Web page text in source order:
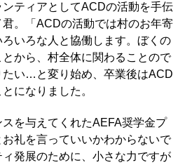
ティアとしてACDの活動を手伝
。「ACDの活動では村のお年寄
いろな人と協働します。ぼくの
から、村全体に関わることので
たい…と変り始め、卒業後はACD
になりました。
を与えてくれたAEFA奨学金プ
礼を言っていいかわからないで
発展のために、小さな力ですが